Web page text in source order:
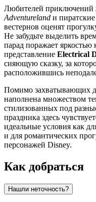
Любителей приключений
Adventureland и
вестернов оценят
Не забудьте выделить
парад поражает яркостью
представление Electrical
сияющую сказку, за
расположившись
Помимо захватывающих
наполнена множеством
стилизованных под
праздника здесь
идеальные условия как
и для романтических
персонажей Disney.
Как добраться
Нашли неточность?